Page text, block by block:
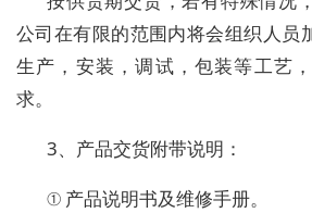
公司在有限的范围内将会组织人员
生产，安装，调试，包装等工艺
求。
3、产品交货附带说明：
① 产品说明书及维修手册。